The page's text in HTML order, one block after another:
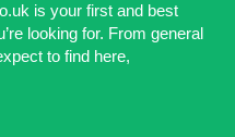
is your first and best
looking for. From general
to find here,